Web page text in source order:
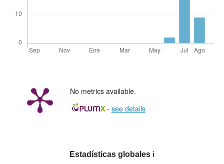
No metrics available.
- see details
Estadísticas globales ℹ️